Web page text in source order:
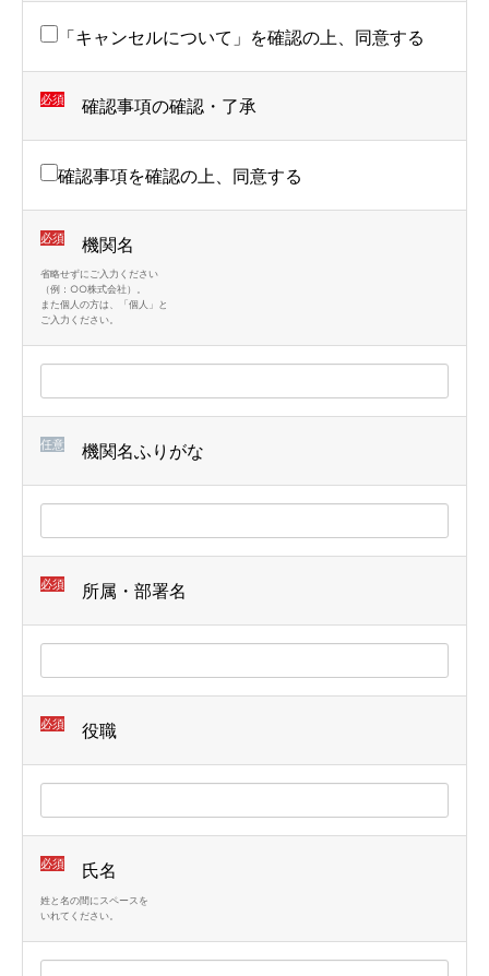
「キャンセルについて」を確認の上、同意する
必須 確認事項の確認・了承
確認事項を確認の上、同意する
必須 機関名
省略せずにご入力ください
（例：○○株式会社）。
また個人の方は、「個人」と
ご入力ください。
任意 機関名ふりがな
必須 所属・部署名
必須 役職
必須 氏名
姓と名の間にスペースを
いれてください。